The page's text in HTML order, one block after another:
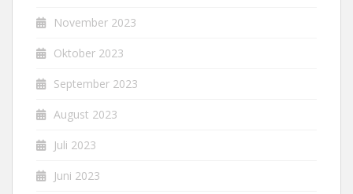
November 2023
Oktober 2023
September 2023
August 2023
Juli 2023
Juni 2023